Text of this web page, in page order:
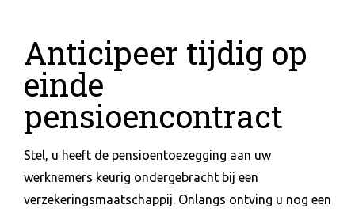
Anticipeer tijdig op
einde
pensioencontract
Stel, u heeft de pensioentoezegging aan uw
werknemers keurig ondergebracht bij een
verzekeringsmaatschappij. Onlangs ontving u nog een